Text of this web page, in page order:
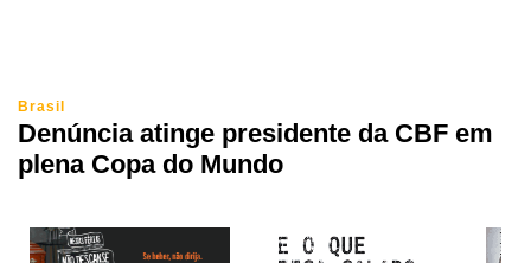
Brasil
Denúncia atinge presidente da CBF em
plena Copa do Mundo